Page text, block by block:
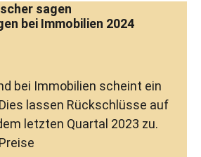
sagen
bei Immobilien 2024
bei Immobilien scheint ein
lassen Rückschlüsse auf
letzten Quartal 2023 zu.